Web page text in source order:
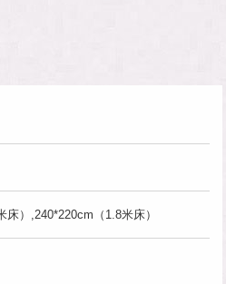
）,240*220cm（1.8米床）